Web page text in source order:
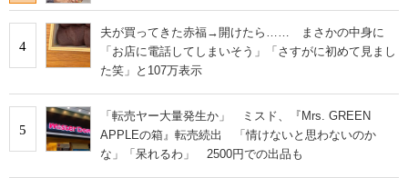
4
夫が買ってきた赤福→開けたら…… まさかの中身に
「お店に電話してしまいそう」「さすがに初めて見まし
た笑」と107万表示
5
「転売ヤー大量発生か」 ミスド、『Mrs. GREEN
APPLEの箱』転売続出 「情けないと思わないのか
な」「呆れるわ」 2500円での出品も